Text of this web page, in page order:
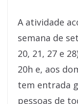
A atividade
semana de
20, 21, 27 e
20h e, aos
tem entrada
pessoas de